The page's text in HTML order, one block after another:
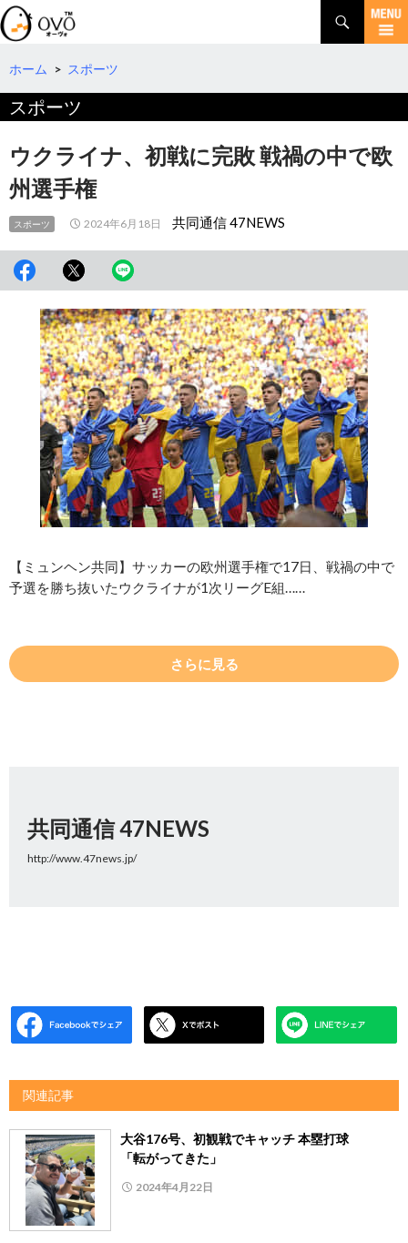
検
索
コ
テ
へ
ホーム > スポーツ
スポーツ
ウクライナ、初戦に完敗 戦禍の中で欧
州選手権
スポーツ 2024年6月18日 共同通信 47NEWS
【ミュンヘン共同】サッカーの欧州選手権で17日、戦禍の中で
予選を勝ち抜いたウクライナが1次リーグE組……
さらに見る
共同通信 47NEWS
http://www.47news.jp/
関連記事
大谷176号、初観戦でキャッチ 本塁打球
「転がってきた」
2024年4月22日